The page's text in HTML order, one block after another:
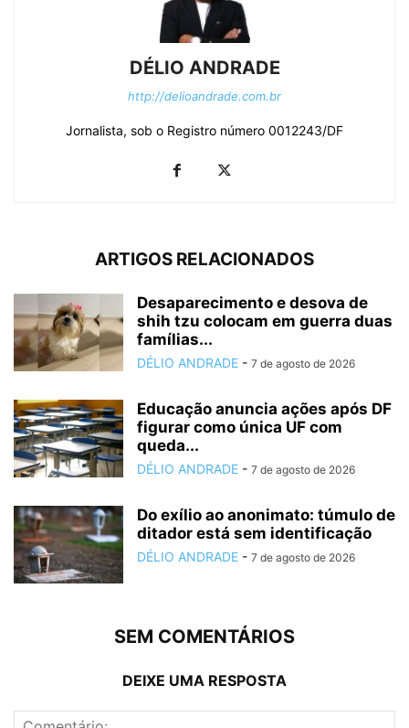
DÉLIO ANDRADE
http://delioandrade.com.br
Jornalista, sob o Registro número 0012243/DF
ARTIGOS RELACIONADOS
Desaparecimento e desova de
shih tzu colocam em guerra duas
famílias...
DÉLIO ANDRADE - 7 de agosto de 2026
Educação anuncia ações após DF
figurar como única UF com
queda...
DÉLIO ANDRADE - 7 de agosto de 2026
Do exílio ao anonimato: túmulo de
ditador está sem identificação
DÉLIO ANDRADE - 7 de agosto de 2026
SEM COMENTÁRIOS
DEIXE UMA RESPOSTA